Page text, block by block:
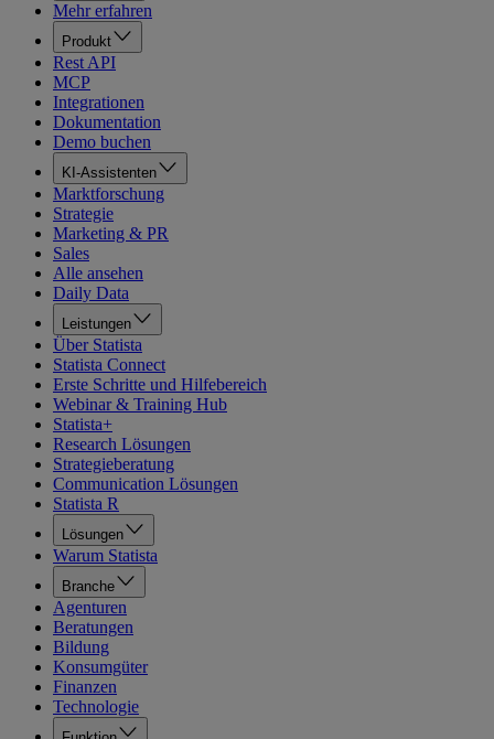
Mehr erfahren
Produkt
Rest API
MCP
Integrationen
Dokumentation
Demo buchen
KI-Assistenten
Marktforschung
Strategie
Marketing & PR
Sales
Alle ansehen
Daily Data
Leistungen
Über Statista
Statista Connect
Erste Schritte und Hilfebereich
Webinar & Training Hub
Statista+
Research Lösungen
Strategieberatung
Communication Lösungen
Statista R
Lösungen
Warum Statista
Branche
Agenturen
Beratungen
Bildung
Konsumgüter
Finanzen
Technologie